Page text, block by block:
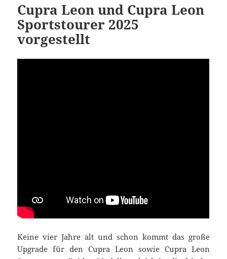
Cupra Leon und Cupra Leon
Sportstourer 2025
vorgestellt
Keine vier Jahre alt und schon kommt das große
Upgrade für den Cupra Leon sowie Cupra Leon